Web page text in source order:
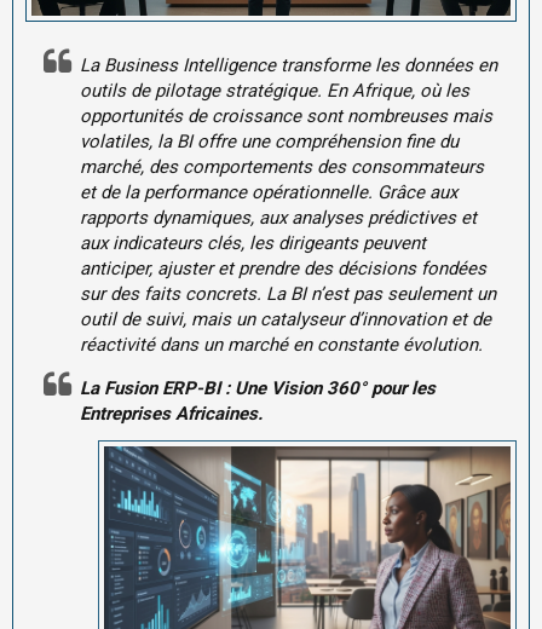
La Business Intelligence transforme les données en
outils de pilotage stratégique. En Afrique, où les
opportunités de croissance sont nombreuses mais
volatiles, la BI offre une compréhension fine du
marché, des comportements des consommateurs
et de la performance opérationnelle. Grâce aux
rapports dynamiques, aux analyses prédictives et
aux indicateurs clés, les dirigeants peuvent
anticiper, ajuster et prendre des décisions fondées
sur des faits concrets. La BI n’est pas seulement un
outil de suivi, mais un catalyseur d’innovation et de
réactivité dans un marché en constante évolution.
La Fusion ERP-BI : Une Vision 360° pour les
Entreprises Africaines.